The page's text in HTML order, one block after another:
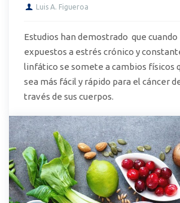
Luis A. Figueroa
Estudios han demostrado que
expuestos a estrés crónico y
linfático se somete a cambios físicos
sea más fácil y rápido para el cáncer
través de sus cuerpos.